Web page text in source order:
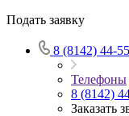
Подать заявку
8 (8142) 44-
Телефоны
8 (8142)
Заказать